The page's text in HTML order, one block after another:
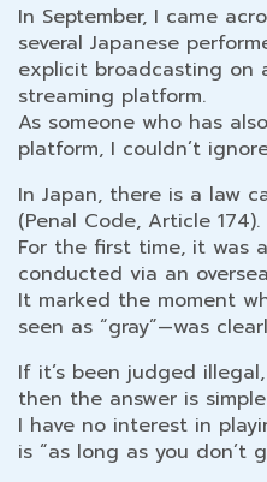
In September, I came
several Japanese
explicit broadcasting on
streaming platform.
As someone who has
platform, I couldn’t
In Japan, there is a law
(Penal Code, Article 174).
For the first time, it was
conducted via an
It marked the moment
seen as “gray”—was
If it’s been judged illegal,
then the answer is
I have no interest in
is “as long as you don’t